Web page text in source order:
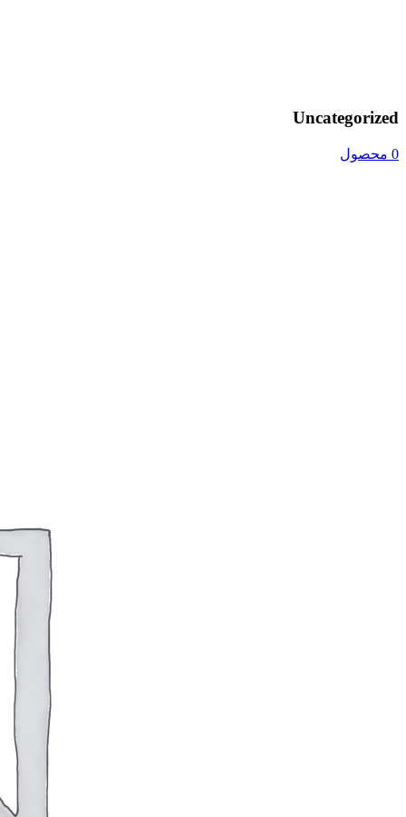
Uncategorized
0 محصول